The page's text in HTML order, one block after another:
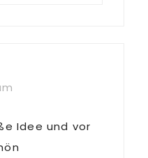
Idee und vor